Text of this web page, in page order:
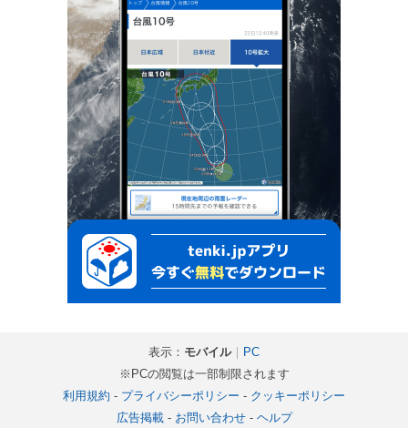
表示： モバイル｜ PC
※PCの閲覧は一部制限されます
利用規約 - プライバシーポリシー - クッキーポリシー
広告掲載- お問い合わせ- ヘルプ